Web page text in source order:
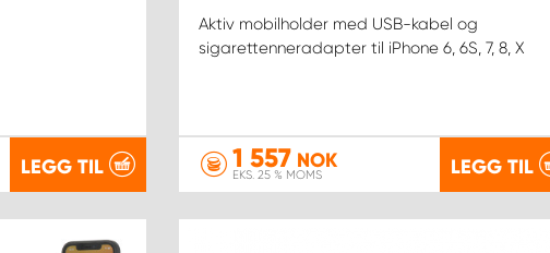
LEGG TIL
Aktiv mobilholder med USB-kabel og
sigarettenneradapter til iPhone 6, 6S, 7, 8, X
1 557NOK
EKS. 25 % MOMS LEGG TIL